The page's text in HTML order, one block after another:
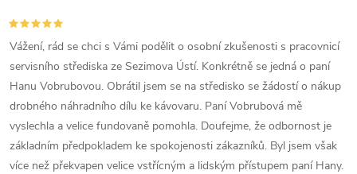
Vážení, rád se chci s Vámi podělit o osobní zkušenosti s pracovnicí
servisního střediska ze Sezimova Ústí. Konkrétně se jedná o paní
Hanu Vobrubovou. Obrátil jsem se na středisko se žádostí o nákup
drobného náhradního dílu ke kávovaru. Paní Vobrubová mě
vyslechla a velice fundovaně pomohla. Doufejme, že odbornost je
základním předpokladem ke spokojenosti zákazníků. Byl jsem však
více než překvapen velice vstřícným a lidským přístupem paní Hany.